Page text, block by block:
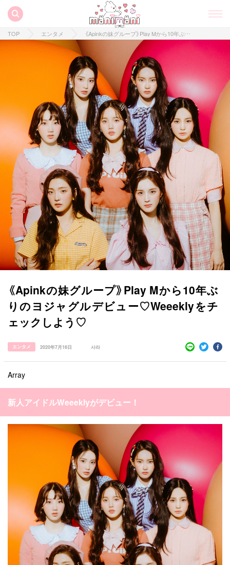
すべての記事
manimani について
カテゴリー一覧
タグ一覧
キュレーター一覧
運営会社
利用規約
オルチャン 韓国コスメ 韓国トレンド
韓国旅行 韓国ファッション 韓国アイドル
メイク k-pop コスメ ファッション
kpop トレンド 韓国メイク
オルチャンメイク twice 人気 アイドル
TOP エンタメ 《Apinkの妹グループ》Play Mから10年ぶりのヨジャグルデビュー♡Weeeklyをチェックしよう♡
《Apinkの妹グループ》Play Mから10年ぶ
りのヨジャグルデビュー♡Weeeklyをチ
ェックしよう♡
エンタメ 2020年7月16日 사라
Array
新人アイドルWeeeklyがデビュー！